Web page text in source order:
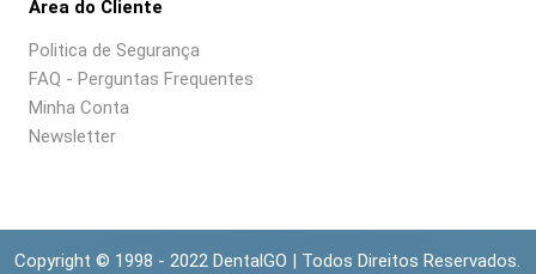
Area do Cliente
Politica de Segurança
FAQ - Perguntas Frequentes
Minha Conta
Newsletter
Copyright © 1998 - 2022 DentalGO | Todos Direitos Reservados.